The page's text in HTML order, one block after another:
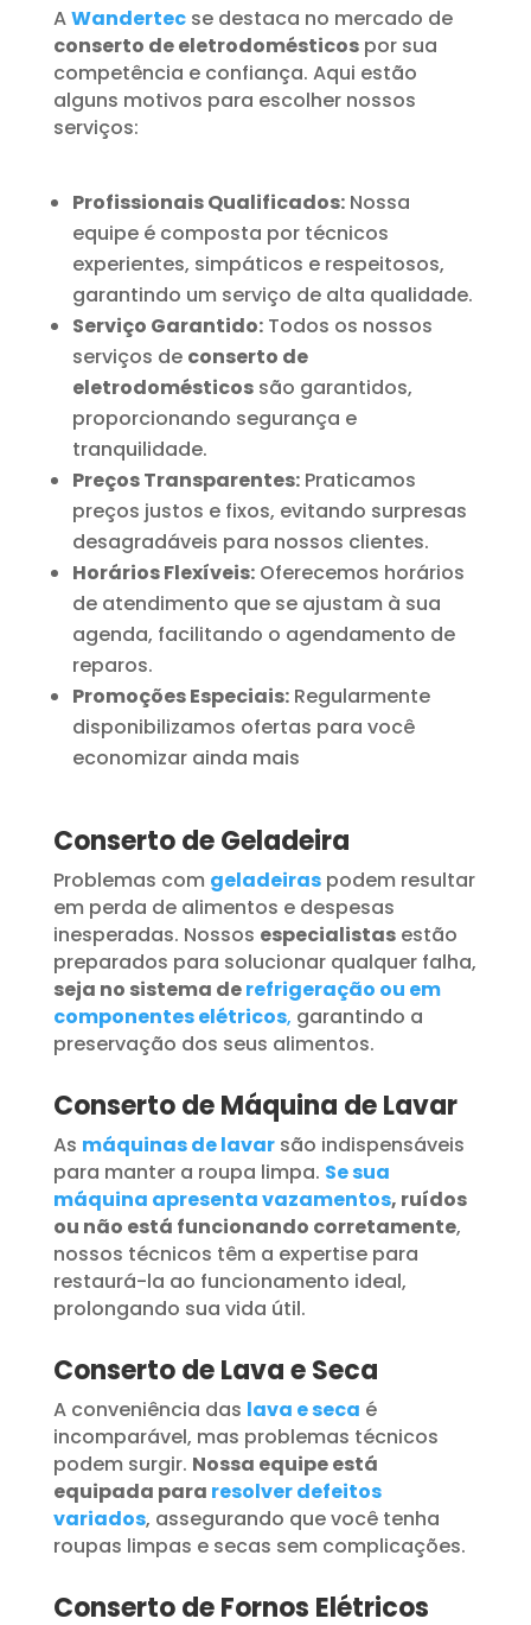
AWandertecse destaca no mercado de
conserto de eletrodomésticospor sua
competência e confiança. Aqui estão
alguns motivos para escolher nossos
serviços:
Profissionais Qualificados:Nossa
equipe é composta por técnicos
experientes, simpáticos e respeitosos,
garantindo um serviço de alta qualidade.
Serviço Garantido:Todos os nossos
serviços de conserto de
eletrodomésticossão garantidos,
proporcionando segurança e
tranquilidade.
Preços Transparentes:Praticamos
preços justos e fixos, evitando surpresas
desagradáveis para nossos clientes.
Horários Flexíveis:Oferecemos horários
de atendimento que se ajustam à sua
agenda, facilitando o agendamento de
reparos.
Promoções Especiais:Regularmente
disponibilizamos ofertas para você
economizar ainda mais
Conserto de Geladeira
Problemas com geladeiraspodem resultar
em perda de alimentos e despesas
inesperadas. Nossos especialistasestão
preparados para solucionar qualquer falha,
seja no sistema derefrigeração ou em
componentes elétricos, garantindo a
preservação dos seus alimentos.
Conserto de Máquina de Lavar
As máquinas de lavar são indispensáveis
para manter a roupa limpa. Se sua
máquina apresenta vazamentos, ruídos
ou não está funcionando corretamente,
nossos técnicos têm a expertise para
restaurá-la ao funcionamento ideal,
prolongando sua vida útil.
Conserto de Lava e Seca
A conveniência das lava e seca é
incomparável, mas problemas técnicos
podem surgir. Nossa equipe está
equipada para resolver defeitos
variados, assegurando que você tenha
roupas limpas e secas sem complicações.
Conserto de Fornos Elétricos